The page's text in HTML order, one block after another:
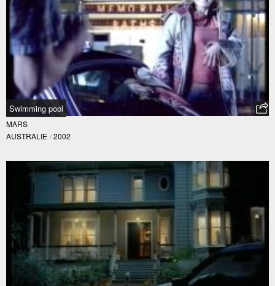
Swimming pool
MARS
AUSTRALIE / 2002